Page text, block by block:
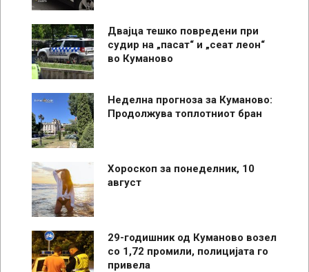
Двајца тешко повредени при
судир на „пасат“ и „сеат леон“
во Куманово
Неделна прогноза за Куманово:
Продолжува топлотниот бран
Хороскоп за понеделник, 10
август
29-годишник од Куманово возел
со 1,72 промили, полицијата го
привела